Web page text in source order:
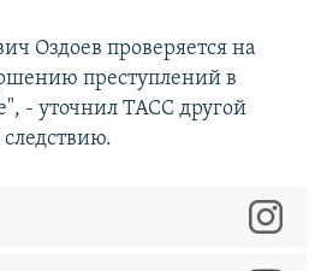
Оздоев проверяется на
преступлений в
- уточнил ТАСС другой